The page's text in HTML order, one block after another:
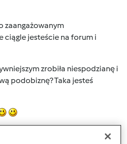
zaangażowanym
ciągle jesteście na forum i
zrobiła niespodzianę i
podobiznę? Taka jesteś